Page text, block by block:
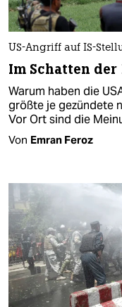
US-Angriff auf IS-
Im Schatten der
Warum haben die
größte je gezündete
Vor Ort sind die
Von Emran Feroz